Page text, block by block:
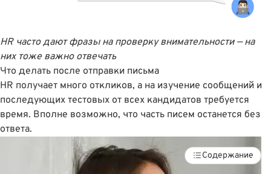
HR часто дают фразы на проверку внимательности — на
них тоже важно отвечать
Что делать после отправки письма
HR получает много откликов, а на изучение сообщений и
последующих тестовых от всех кандидатов требуется
время. Вполне возможно, что часть писем останется без
ответа.
Содержание